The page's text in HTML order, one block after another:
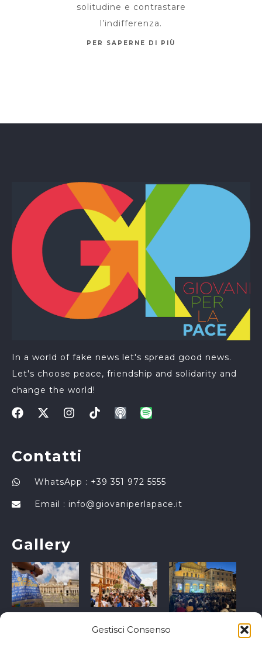
Gestisci Consenso
solitudine e contrastare
l’indifferenza.
PER SAPERNE DI PIÙ
In a world of fake news let's spread good news.
Let's choose peace, friendship and solidarity and
change the world!
Contatti
WhatsApp : +39 351 972 5555
Email : info@giovaniperlapace.it
Gallery